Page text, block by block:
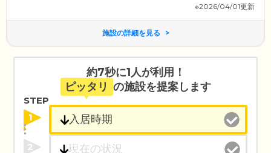
※2026/04/01更新
施設の詳細を見る
約7秒に1人が利用！
ピッタリ の施設を提案します
STEP
1
2